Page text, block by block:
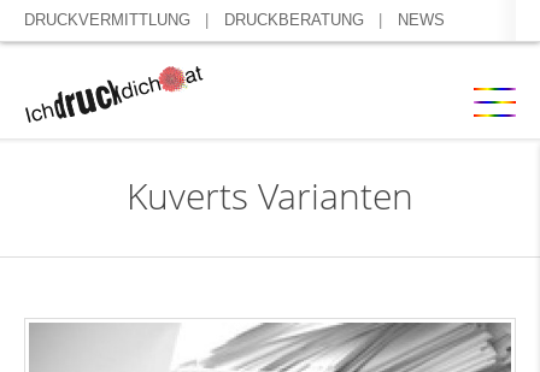
DRUCKVERMITTLUNG DRUCKBERATUNG NEWS
Kuverts Varianten